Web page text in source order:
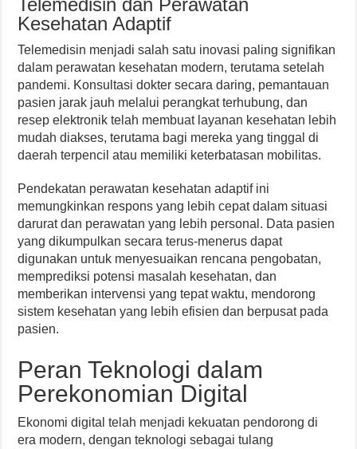
Kesehatan Adaptif
Telemedisin menjadi salah satu inovasi paling signifikan
dalam perawatan kesehatan modern, terutama setelah
pandemi. Konsultasi dokter secara daring, pemantauan
pasien jarak jauh melalui perangkat terhubung, dan
resep elektronik telah membuat layanan kesehatan lebih
mudah diakses, terutama bagi mereka yang tinggal di
daerah terpencil atau memiliki keterbatasan mobilitas.
Pendekatan perawatan kesehatan adaptif ini
memungkinkan respons yang lebih cepat dalam situasi
darurat dan perawatan yang lebih personal. Data pasien
yang dikumpulkan secara terus-menerus dapat
digunakan untuk menyesuaikan rencana pengobatan,
memprediksi potensi masalah kesehatan, dan
memberikan intervensi yang tepat waktu, mendorong
sistem kesehatan yang lebih efisien dan berpusat pada
pasien.
Peran Teknologi dalam
Perekonomian Digital
Ekonomi digital telah menjadi kekuatan pendorong di
era modern, dengan teknologi sebagai tulang